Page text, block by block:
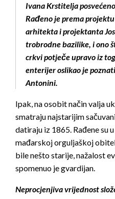
Ivana Krstitelja
Rađeno je prema
arhitekta i projektanta
trobrodne bazilike, i ono
crkvi potječe upravo iz
enterijer oslikao je
Antonini.
Ipak, na osobit način valja
smatraju najstarijim
datiraju iz 1865. Rađene su
mađarskoj orguljaškoj
bile nešto starije, nažalost
spomenuo je gvardijan.
Neprocjenjiva vrijednost